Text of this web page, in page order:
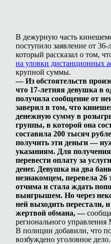
В дежурную часть
поступило заявление от
который рассказал о том,
на уловки дистанционных
крупной суммы.
— Из обстоятельств
что 17-летняя девушка в
получила сообщение от
заверил в том, что
денежную сумму в
группы, в которой она
составила 200 тысяч
получить эти деньги —
указаниям. Для
перевести оплату за
денег. Девушка на два
незнакомцем, перевела 26
отчима и стала ждать
выигрышем. Но через
ней выходить перестали,
жертвой обмана, —
регионального
В полиции добавили, что
возбуждено уголовное дело.